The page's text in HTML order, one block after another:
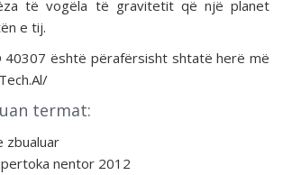
të vogëla të gravitetit që një planet
e tij.
40307 është përafërsisht shtatë herë më
termat:
zbualuar
nentor 2012